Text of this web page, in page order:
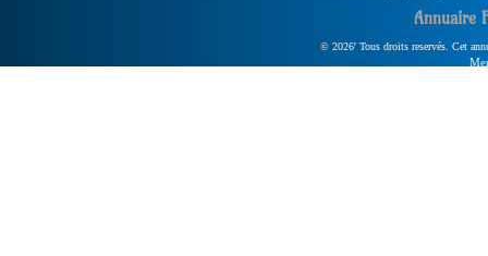
Annuaire
© 2026' Tous droits reservés. Cet